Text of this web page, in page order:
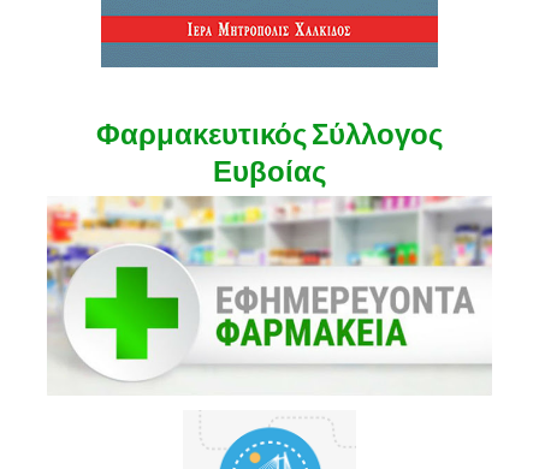
Φαρμακευτικός Σύλλογος
Ευβοίας